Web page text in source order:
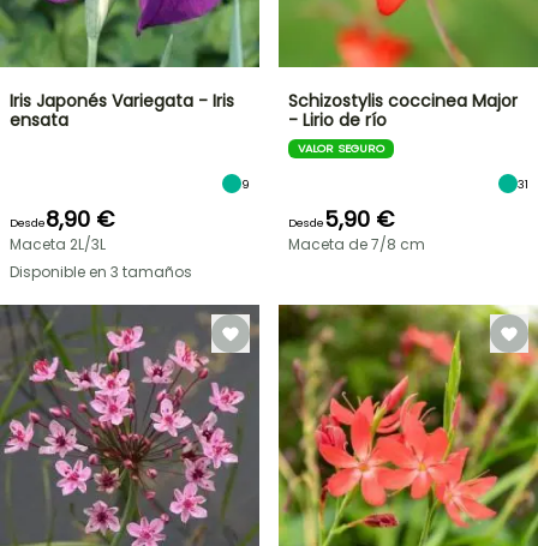
Iris Japonés Variegata - Iris
ensata
9
Desde8,90 €
Maceta 2L/3L
Disponible en 3 tamaños
Schizostylis coccinea Major
- Lirio de río
VALOR SEGURO
31
Desde5,90 €
Maceta de 7/8 cm